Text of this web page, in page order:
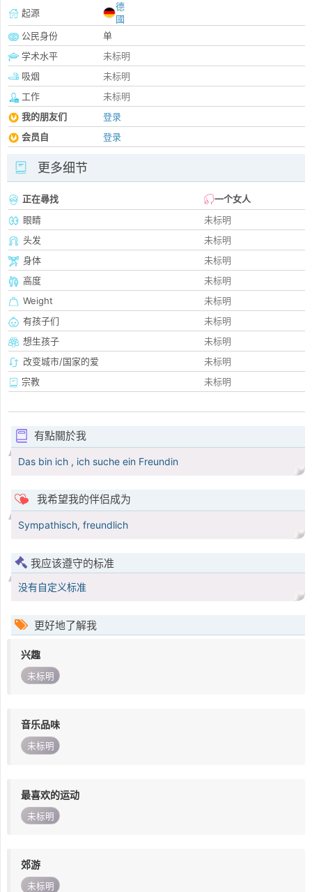
起源
德
國
公民身份
单
学术水平
未标明
吸烟
未标明
工作
未标明
我的朋友们
登录
会员自
登录
更多细节
正在尋找
一个女人
眼睛
未标明
头发
未标明
身体
未标明
高度
未标明
Weight
未标明
有孩子们
未标明
想生孩子
未标明
改变城市/国家的爱
未标明
宗教
未标明
有點關於我
Das bin ich , ich suche ein Freundin
我希望我的伴侣成为
Sympathisch, freundlich
我应该遵守的标准
没有自定义标准
更好地了解我
兴趣
未标明
音乐品味
未标明
最喜欢的运动
未标明
郊游
未标明